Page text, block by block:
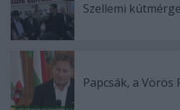
Szellemi
Papcsák, a Vörös